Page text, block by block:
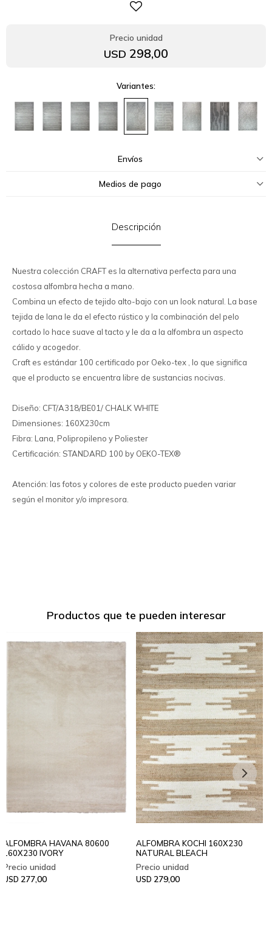
USD 298,00
Variantes:
Envíos
Medios de pago
Descripción
Nuestra colección CRAFT es la alternativa perfecta para una
costosa alfombra hecha a mano.
Combina un efecto de tejido alto-bajo con un look natural. La base
tejida de lana le da el efecto rústico y la combinación del pelo
cortado lo hace suave al tacto y le da a la alfombra un aspecto
cálido y acogedor.
Craft es estándar 100 certificado por Oeko-tex , lo que significa
que el producto se encuentra libre de sustancias nocivas.
Diseño: CFT/A318/BE01/ CHALK WHITE
Dimensiones: 160X230cm
Fibra: Lana, Polipropileno y Poliester
Certificación: STANDARD 100 by OEKO-TEX®
Atención: las fotos y colores de este producto pueden variar
según el monitor y/o impresora.
Productos que te pueden interesar
ALFOMBRA HAVANA 80600
160X230 IVORY
USD 277,00
ALFOMBRA KOCHI 160X230
NATURAL BLEACH
USD 279,00